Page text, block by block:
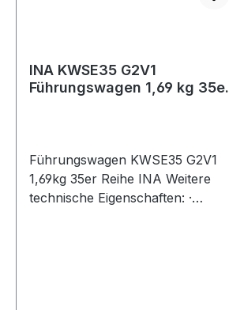
INA KWSE35 G2V1
Führungswagen 1,69 kg 35er
Führungswagen KWSE35 G2V1
1,69kg 35er Reihe INA Weitere
technische Eigenschaften: ·